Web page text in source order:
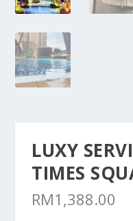
LUXY
TIMES
RM1,388.00